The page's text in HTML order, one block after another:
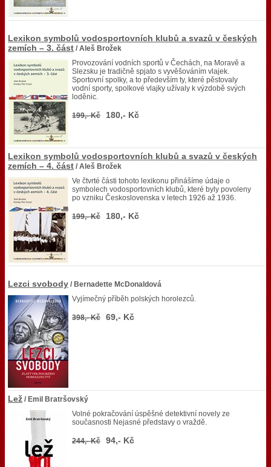
Lexikon symbolů vodosportovních klubů a svazů v českých
zemích – 3. část / Aleš Brožek
Provozování vodních sportů v Čechách, na Moravě a
Slezsku je tradičně spjato s vyvěšováním vlajek.
Sportovní spolky, a to především ty, které pěstovaly
vodní sporty, spolkové vlajky užívaly k výzdobě svých
loděnic.
199,- Kč 180,- Kč
Lexikon symbolů vodosportovních klubů a svazů v českých
zemích – 4. část / Aleš Brožek
Ve čtvrté části tohoto lexikonu přinášíme údaje o
symbolech vodosportovních klubů, které byly povoleny
po vzniku Československa v letech 1926 až 1936.
199,- Kč 180,- Kč
Lezci svobody / Bernadette McDonaldová
Vyjímečný příběh polských horolezců.
398,- Kč 69,- Kč
Lež / Emil Bratršovský
Volné pokračování úspěšné detektivní novely ze
současnosti Nejasné představy o vraždě.
244,- Kč 94,- Kč